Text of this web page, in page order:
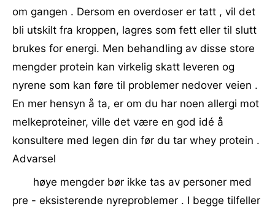
om gangen . Dersom en overdoser er tatt , vil det
bli utskilt fra kroppen, lagres som fett eller til slutt
brukes for energi. Men behandling av disse store
mengder protein kan virkelig skatt leveren og
nyrene som kan føre til problemer nedover veien .
En mer hensyn å ta, er om du har noen allergi mot
melkeproteiner, ville det være en god idé å
konsultere med legen din før du tar whey protein .
Advarsel
høye mengder bør ikke tas av personer med
pre - eksisterende nyreproblemer . I begge tilfeller